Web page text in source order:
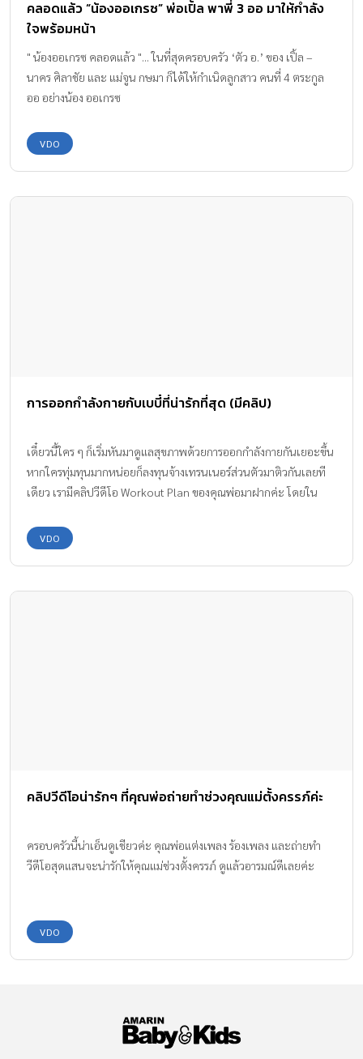
คลอดแล้ว “น้องออเกรซ” พ่อเปิ้ล พาพี่ 3 ออ มาให้กำลัง
ใจพร้อมหน้า
" น้องออเกรซ คลอดแล้ว "... ในที่สุดครอบครัว ‘ตัว อ.’ ของ เปิ้ล –
นาคร ศิลาชัย และ แม่จูน กษมา ก็ได้ให้กำเนิดลูกสาว คนที่ 4 ตระกูล
ออ อย่างน้อง ออเกรซ
VDO
การออกกำลังกายกับเบบี๋ที่น่ารักที่สุด (มีคลิป)
เดี๋ยวนี้ใคร ๆ ก็เริ่มหันมาดูแลสุขภาพด้วยการออกกำลังกายกันเยอะขึ้น
หากใครทุ่มทุนมากหน่อยก็ลงทุนจ้างเทรนเนอร์ส่วนตัวมาติวกันเลยที
เดียว เรามีคลิปวีดีโอ Workout Plan ของคุณพ่อมาฝากค่ะ โดยใน
หากใครสนใจจะดูเป็นตัวอย่างก็ได้นะคะ ดูๆไปแล้วไม่รู้ว่าใครเป็นคน
ได้ออกกำลังกาย หรือใครเทรนใครกันแน่ จะน่ารักขนาดไหน ไปดูกัน
https://www.facebook.com/FatherlyHQ/videos/86067950065
VDO
คลิปวีดีโอน่ารักๆ ที่คุณพ่อถ่ายทำช่วงคุณแม่ตั้งครรภ์ค่ะ
ครอบครัวนี้น่าเอ็นดูเชียวค่ะ คุณพ่อแต่งเพลง ร้องเพลง และถ่ายทำ
วีดีโอสุดแสนจะน่ารักให้คุณแม่ช่วงตั้งครรภ์ ดูแล้วอารมณ์ดีเลยค่ะ
VDO